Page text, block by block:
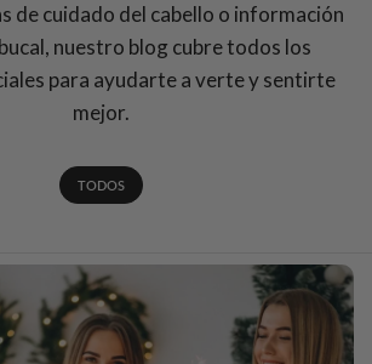
de cuidado del cabello o información
nuestro blog cubre todos los
para ayudarte a verte y sentirte
mejor.
TODOS